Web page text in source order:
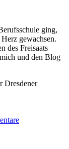
ging,
gewachsen.
des Freisaats
und den Blog
Dresdener